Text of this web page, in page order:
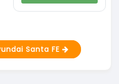
Santa FE